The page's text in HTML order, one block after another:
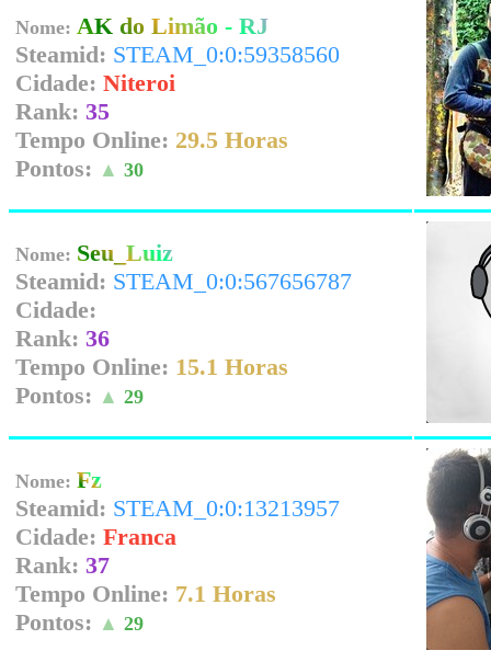
Nome: AK do Limão - RJ
Steamid: STEAM_0:0:59358560
Cidade: Niteroi
Rank: 35
Tempo Online: 29.5 Horas
Pontos: ▲ 30
Nome: Seu_Luiz
Steamid: STEAM_0:0:567656787
Cidade:
Rank: 36
Tempo Online: 15.1 Horas
Pontos: ▲ 29
Nome: Fz
Steamid: STEAM_0:0:13213957
Cidade: Franca
Rank: 37
Tempo Online: 7.1 Horas
Pontos: ▲ 29